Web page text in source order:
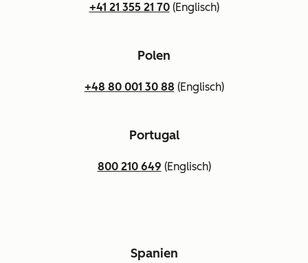
+41 21 355 21 70(Englisch)
Polen
+48 80 001 30 88 (Englisch)
Portugal
800 210 649 (Englisch)
Spanien